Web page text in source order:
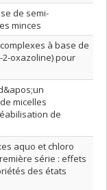
de semi-
minces
à base de
oxazoline) pour
micelles
de
aquo et chloro
série : effets
des états